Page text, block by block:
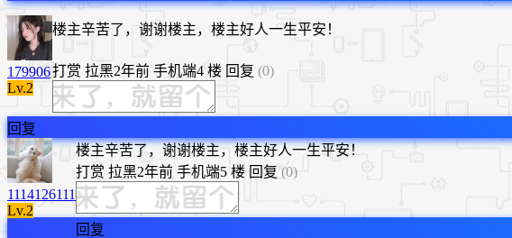
179906
Lv.2
楼主辛苦了，谢谢楼主，楼主好人一生平安！
打赏 拉黑2年前 手机端4 楼 回复 (0)
回复
1114126111
Lv.2
​楼主辛苦了，谢谢楼主，楼主好人一生平安！
打赏 拉黑2年前 手机端5 楼 回复 (0)
回复